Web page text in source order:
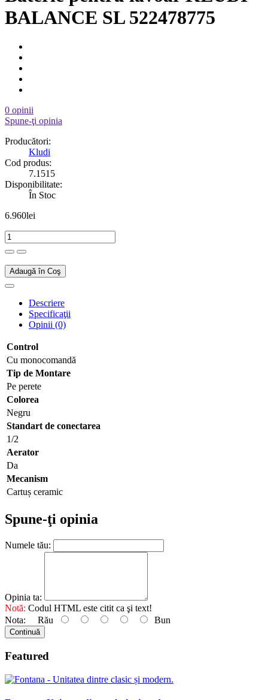
BALANCE SL 522478775
0 opinii
Spune-ţi opinia
Producători:
Kludi
Cod produs:
7.1515
Disponibilitate:
În Stoc
6.960lei
Adaugă în Coş
Descriere
Specificaţii
Opinii (0)
Control
Cu monocomandă
Tip de Montare
Pe perete
Colorea
Negru
Standart de conectarea
1/2
Aerator
Da
Mecanism
Cartuș ceramic
Spune-ţi opinia
Numele tău:
Opinia ta:
Notă: Codul HTML este citit ca şi text!
Nota: Rău Bun
Continuă
Featured